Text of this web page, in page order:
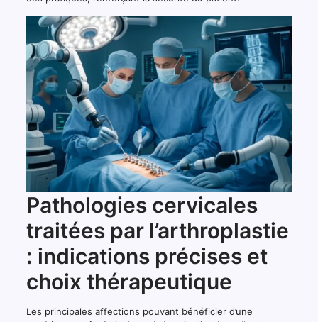
Pathologies cervicales
traitées par l’arthroplastie
: indications précises et
choix thérapeutique
Les principales affections pouvant bénéficier d’une